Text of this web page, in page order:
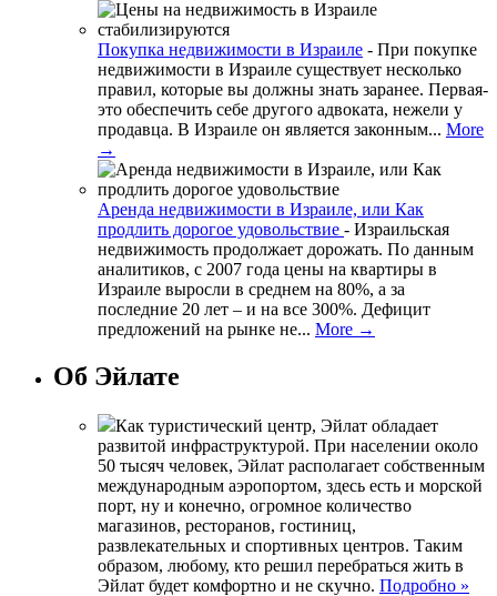
Покупка недвижимости в Израиле - При покупке
недвижимости в Израиле существует несколько
правил, которые вы должны знать заранее. Первая-
это обеспечить себе другого адвоката, нежели у
продавца. В Израиле он является законным... More
→
Аренда недвижимости в Израиле, или Как
продлить дорогое удовольствие - Израильская
недвижимость продолжает дорожать. По данным
аналитиков, с 2007 года цены на квартиры в
Израиле выросли в среднем на 80%, а за
последние 20 лет – и на все 300%. Дефицит
предложений на рынке не... More →
Об Эйлате
Как туристический центр, Эйлат обладает
развитой инфраструктурой. При населении около
50 тысяч человек, Эйлат располагает собственным
международным аэропортом, здесь есть и морской
порт, ну и конечно, огромное количество
магазинов, ресторанов, гостиниц,
развлекательных и спортивных центров. Таким
образом, любому, кто решил перебраться жить в
Эйлат будет комфортно и не скучно. Подробно »